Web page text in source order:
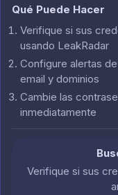
Qué Puede Hacer
Verifique si sus
usando LeakRadar
Configure alertas
email y dominios
Cambie las
inmediatamente
Verifique si sus